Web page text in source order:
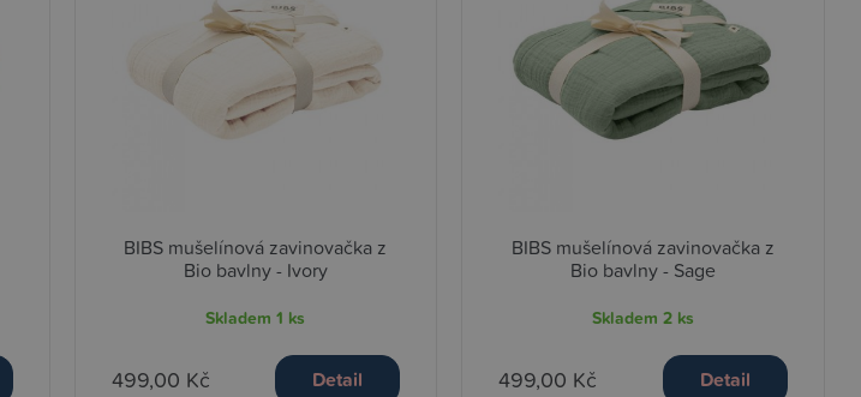
BIBS mušelínová zavinovačka z
Bio bavlny - Ivory
Skladem1 ks
499,00 Kč Detail
BIBS mušelínová zavinovačka z
Bio bavlny - Sage
Skladem2 ks
499,00 Kč Detail